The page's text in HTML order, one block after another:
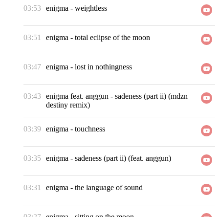
03:53 enigma - weightless
03:51 enigma - total eclipse of the moon
03:47 enigma - lost in nothingness
03:43 enigma feat. anggun - sadeness (part ii) (mdzn
destiny remix)
03:39 enigma - touchness
03:35 enigma - sadeness (part ii) (feat. anggun)
03:31 enigma - the language of sound